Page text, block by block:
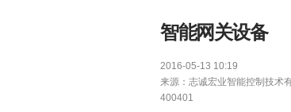
智能网关设备
2016-05-13 10:19
来源： 志诚宏业智能控制技术
400401